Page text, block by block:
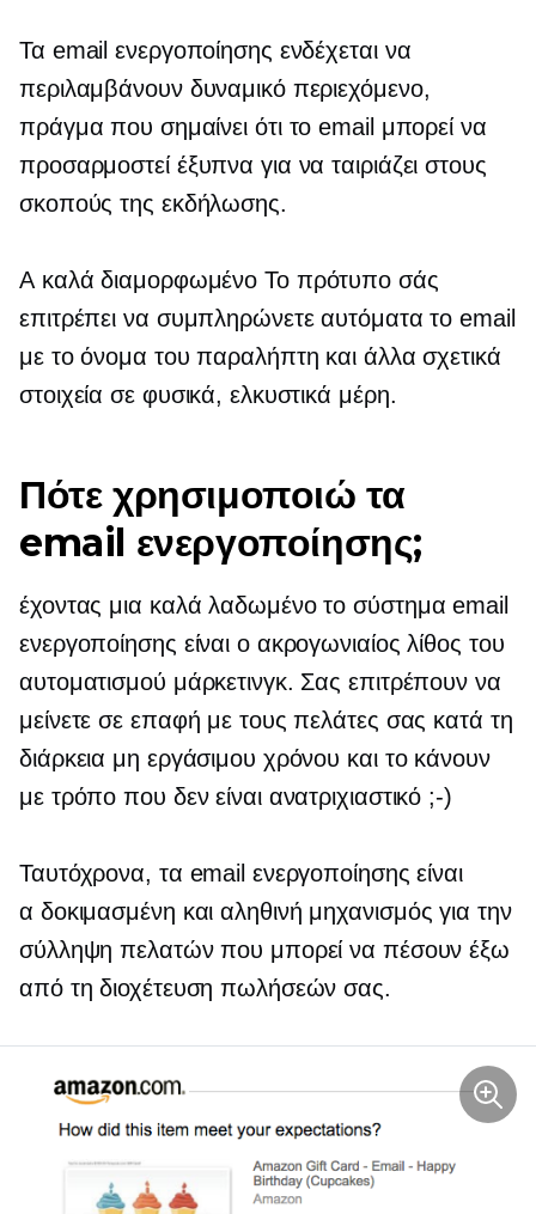
Τα email ενεργοποίησης ενδέχεται να
περιλαμβάνουν δυναμικό περιεχόμενο,
πράγμα που σημαίνει ότι το email μπορεί να
προσαρμοστεί έξυπνα για να ταιριάζει στους
σκοπούς της εκδήλωσης.
A καλά διαμορφωμένο Το πρότυπο σάς
επιτρέπει να συμπληρώνετε αυτόματα το email
με το όνομα του παραλήπτη και άλλα σχετικά
στοιχεία σε φυσικά, ελκυστικά μέρη.
Πότε χρησιμοποιώ τα
email ενεργοποίησης;
έχοντας μια καλά λαδωμένοτο σύστημα email
ενεργοποίησης είναι ο ακρογωνιαίος λίθος του
αυτοματισμού μάρκετινγκ. Σας επιτρέπουν να
μείνετε σε επαφή με τους πελάτες σας κατά τη
διάρκεια μη εργάσιμου χρόνου και το κάνουν
με τρόπο που δεν είναι ανατριχιαστικό ;-)
Ταυτόχρονα, τα email ενεργοποίησης είναι
α δοκιμασμένη και αληθινή μηχανισμός για την
σύλληψη πελατών που μπορεί να πέσουν έξω
από τη διοχέτευση πωλήσεών σας.